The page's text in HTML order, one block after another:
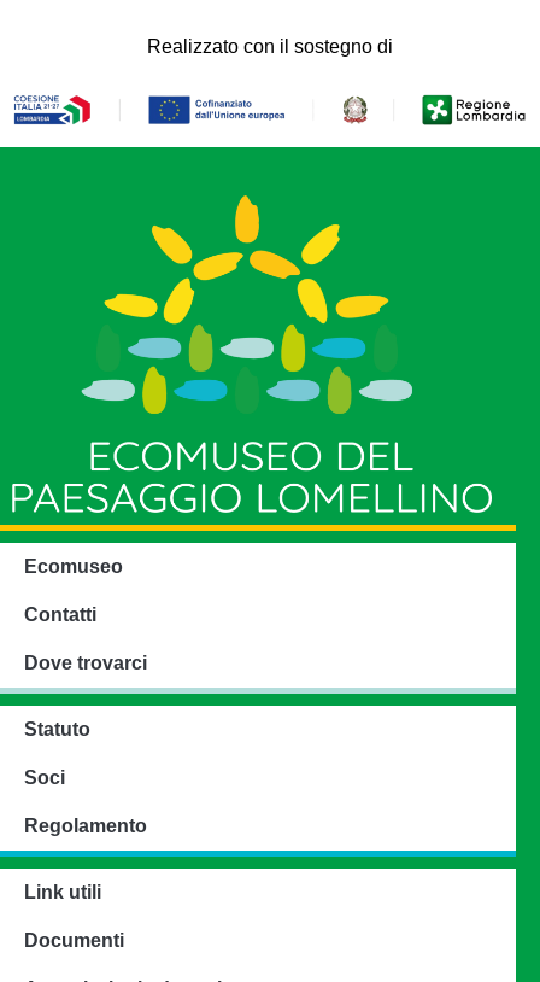
Realizzato con il sostegno di
Ecomuseo
Contatti
Dove trovarci
Statuto
Soci
Regolamento
Link utili
Documenti